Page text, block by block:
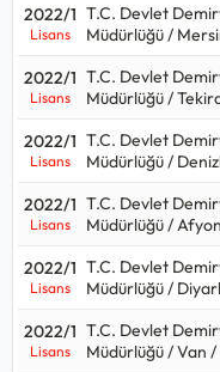
2022/1
Lisans
T.C. Devlet
Müdürlüğü /
2022/1
Lisans
T.C. Devlet
Müdürlüğü /
2022/1
Lisans
T.C. Devlet
Müdürlüğü /
2022/1
Lisans
T.C. Devlet
Müdürlüğü /
2022/1
Lisans
T.C. Devlet
Müdürlüğü /
2022/1
Lisans
T.C. Devlet
Müdürlüğü / Van /